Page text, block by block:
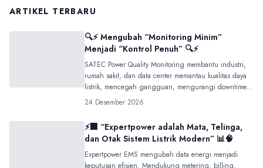
ARTIKEL TERBARU
🔍⚡ Mengubah “Monitoring Minim”
Menjadi “Kontrol Penuh” 🔍⚡
SATEC Power Quality Monitoring membantu industri,
rumah sakit, dan data center memantau kualitas daya
listrik, mencegah gangguan, mengurangi downtime,
dan meningkatkan keandalan sistem berbasis data.
24 Desember 2026
⚡🏢 “Expertpower adalah Mata, Telinga,
dan Otak Sistem Listrik Modern” 📊🧠
Expertpower EMS mengubah data energi menjadi
keputusan efisien. Mendukung metering, billing,